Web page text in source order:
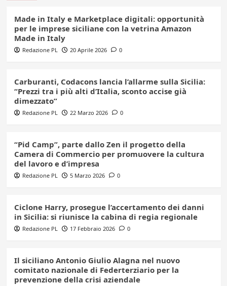
Made in Italy e Marketplace digitali: opportunità
per le imprese siciliane con la vetrina Amazon
Made in Italy
Redazione PL 20 Aprile 2026 0
Carburanti, Codacons lancia l’allarme sulla Sicilia:
“Prezzi tra i più alti d’Italia, sconto accise già
dimezzato”
Redazione PL 22 Marzo 2026 0
“Pid Camp”, parte dallo Zen il progetto della
Camera di Commercio per promuovere la cultura
del lavoro e d’impresa
Redazione PL 5 Marzo 2026 0
Ciclone Harry, prosegue l’accertamento dei danni
in Sicilia: si riunisce la cabina di regia regionale
Redazione PL 17 Febbraio 2026 0
Il siciliano Antonio Giulio Alagna nel nuovo
comitato nazionale di Federterziario per la
prevenzione della crisi aziendale